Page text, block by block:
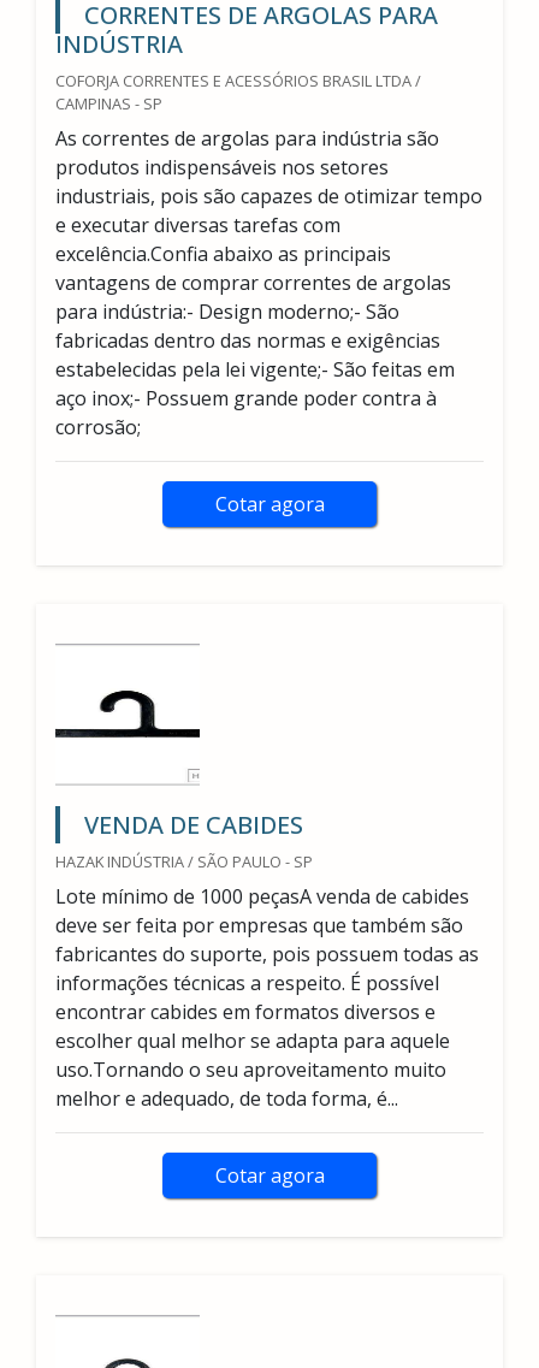
CORRENTES DE ARGOLAS PARA
INDÚSTRIA
COFORJA CORRENTES E ACESSÓRIOS BRASIL LTDA /
CAMPINAS - SP
As correntes de argolas para indústria são
produtos indispensáveis nos setores
industriais, pois são capazes de otimizar tempo
e executar diversas tarefas com
excelência.Confia abaixo as principais
vantagens de comprar correntes de argolas
para indústria:- Design moderno;- São
fabricadas dentro das normas e exigências
estabelecidas pela lei vigente;- São feitas em
aço inox;- Possuem grande poder contra à
corrosão;
Cotar agora
VENDA DE CABIDES
HAZAK INDÚSTRIA / SÃO PAULO - SP
Lote mínimo de 1000 peçasA venda de cabides
deve ser feita por empresas que também são
fabricantes do suporte, pois possuem todas as
informações técnicas a respeito. É possível
encontrar cabides em formatos diversos e
escolher qual melhor se adapta para aquele
uso.Tornando o seu aproveitamento muito
melhor e adequado, de toda forma, é...
Cotar agora